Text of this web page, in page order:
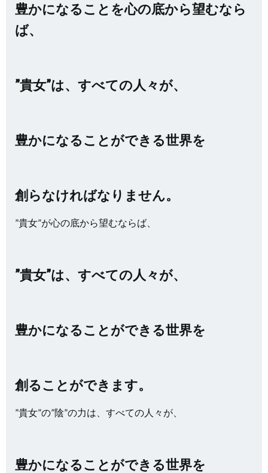
豊かになることを心の底から望むなら
ば、
”貴女”は、すべての人々が、
豊かになることができる世界を
創らなければなりません。
”貴女”が心の底から望むならば、
”貴女”は、すべての人々が、
豊かになることができる世界を
創ることができます。
”貴女”の”陰”の力は、すべての人々が、
豊かになることができる世界を